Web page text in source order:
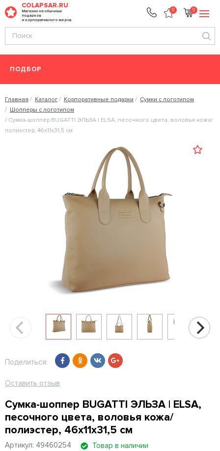
COLAPSAR.RU
Магазин необычных
подарков
и корпоративного мерча
0 0
ПОДБОР
Главная Каталог Корпоративные подарки
Сумки с логотипом
Шопперы с логотипом
Сумка-шоппер BUGATTI ЭЛЬЗА | ELSA, песочного цвета, воловья кожа/
полиэстер, 46х11х31,5 см
Поделиться:
Оставить отзыв
Сумка-шоппер BUGATTI ЭЛЬЗА | ELSA,
песочного цвета, воловья кожа/
полиэстер, 46х11х31,5 см
Артикул: 49460254 Товар в наличии